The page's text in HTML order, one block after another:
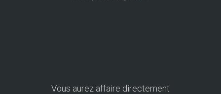
Vous aurez affaire directement